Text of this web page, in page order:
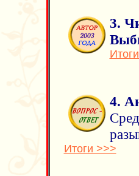
3.
4.
Итоги >>>